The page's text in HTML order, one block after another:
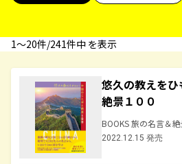
1〜20件/241件中 を表示
悠久の教えを
絶景１００
BOOKS 旅の名言＆
2022.12.15 発売